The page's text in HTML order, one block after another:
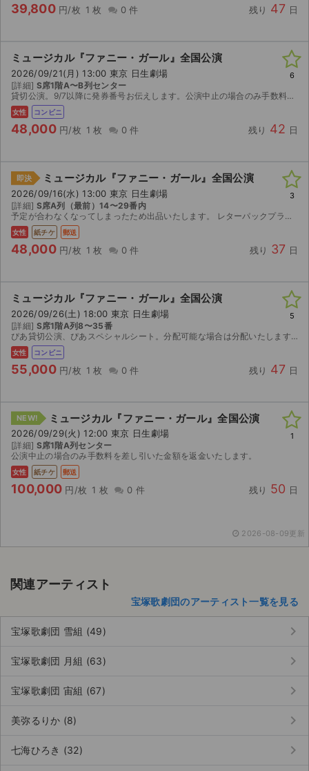
39,800 円/枚 1 枚 0 件 残り 47 日
ミュージカル『ファニー・ガール』全国公演
2026/09/21(月) 13:00 東京 日生劇場
[詳細] S席1階A〜B列センター
貸切公演。9/7以降に発券番号お伝えします。公演中止の場合のみ手数料を差し引いた金額を返金します。
女性 コンビニ
48,000 円/枚 1 枚 0 件 残り 42 日
6
即決 ミュージカル『ファニー・ガール』全国公演
2026/09/16(水) 13:00 東京 日生劇場
[詳細] S席A列（最前）14〜29番内
予定が合わなくなってしまったため出品いたします。 レターパックプラスにて発送いたします。 公演中止の場合は、チケット返却にて送料＋手数料を除く金額を返金いたします。 取引確定後のキャンセルはお受...
女性 紙チケ 郵送
48,000 円/枚 1 枚 0 件 残り 37 日
3
ミュージカル『ファニー・ガール』全国公演
2026/09/26(土) 18:00 東京 日生劇場
[詳細] S席1階A列8〜35番
ぴあ貸切公演、ぴあスペシャルシート。分配可能な場合は分配いたします。出来なさそうであれば発券番号をお伝えいたします。分配受け取りまたはチケット発券後は速やかに受け取り通知お願いします。公演中止の...
女性 コンビニ
55,000 円/枚 1 枚 0 件 残り 47 日
5
NEW! ミュージカル『ファニー・ガール』全国公演
2026/09/29(火) 12:00 東京 日生劇場
[詳細] S席1階A列センター
公演中止の場合のみ手数料を差し引いた金額を返金いたします。
女性 紙チケ 郵送
100,000 円/枚 1 枚 0 件 残り 50 日
1
2026-08-09更新
関連アーティスト
宝塚歌劇団のアーティスト一覧を見る
宝塚歌劇団 雪組 (49) keyboard_arrow_right
宝塚歌劇団 月組 (63) keyboard_arrow_right
宝塚歌劇団 宙組 (67) keyboard_arrow_right
美弥るりか (8) keyboard_arrow_right
七海ひろき (32) keyboard_arrow_right